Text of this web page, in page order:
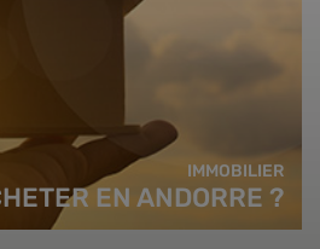
IMMOBILIER
EN ANDORRE ?